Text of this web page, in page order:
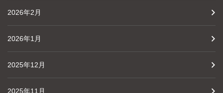
2026年2月
2026年1月
2025年12月
2025年11月